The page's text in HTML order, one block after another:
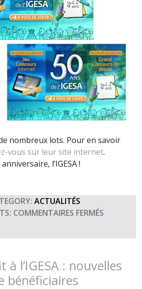
nombreux lots. Pour en savoir
vous sur leur site internet.
l’IGESA !
ACTUALITÉS
COMMENTAIRES FERMÉS
FÊTE
50
ANS
l’IGESA : nouvelles
bénéficiaires